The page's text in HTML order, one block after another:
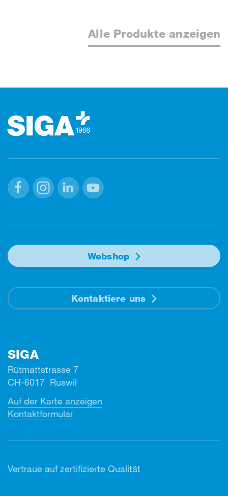
Alle Produkte anzeigen
Webshop
Kontaktiere uns
SIGA
Rütmattstrasse 7
CH-6017 Ruswil
Auf der Karte anzeigen
Kontaktformular
Vertraue auf zertifizierte Qualität